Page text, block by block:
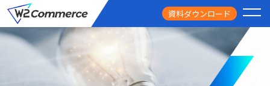
資料ダウンロード
サービス